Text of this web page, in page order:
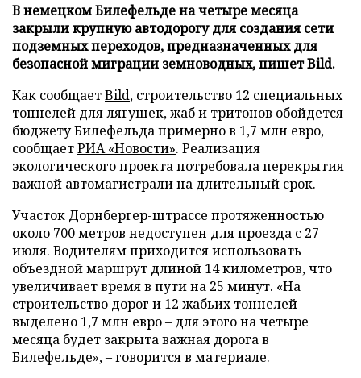
В немецком Билефельде на четыре месяца
закрыли крупную автодорогу для создания сети
подземных переходов, предназначенных для
безопасной миграции земноводных, пишет Bild.
Как сообщаетBild, строительство 12 специальных
тоннелей для лягушек, жаб и тритонов обойдется
бюджету Билефельда примерно в 1,7 млн евро,
сообщаетРИА «Новости». Реализация
экологического проекта потребовала перекрытия
важной автомагистрали на длительный срок.
Участок Дорнбергер-штрассе протяженностью
около 700 метров недоступен для проезда с 27
июля. Водителям приходится использовать
объездной маршрут длиной 14 километров, что
увеличивает время в пути на 25 минут. «На
строительство дорог и 12 жабьих тоннелей
выделено 1,7 млн евро – для этого на четыре
месяца будет закрыта важная дорога в
Билефельде», – говорится в материале.